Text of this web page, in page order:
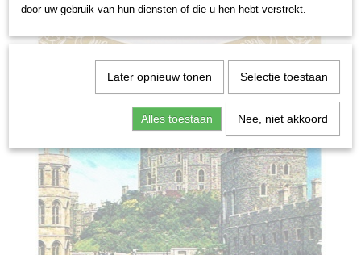
door uw gebruik van hun diensten of die u hen hebt verstrekt.
Later opnieuw tonen Selectie toestaan
Alles toestaan Nee, niet akkoord